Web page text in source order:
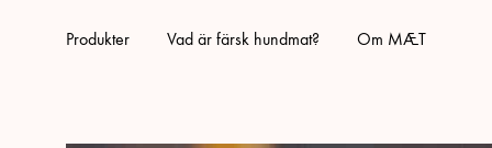
Produkter Vad är färsk hundmat?
Om MÆT